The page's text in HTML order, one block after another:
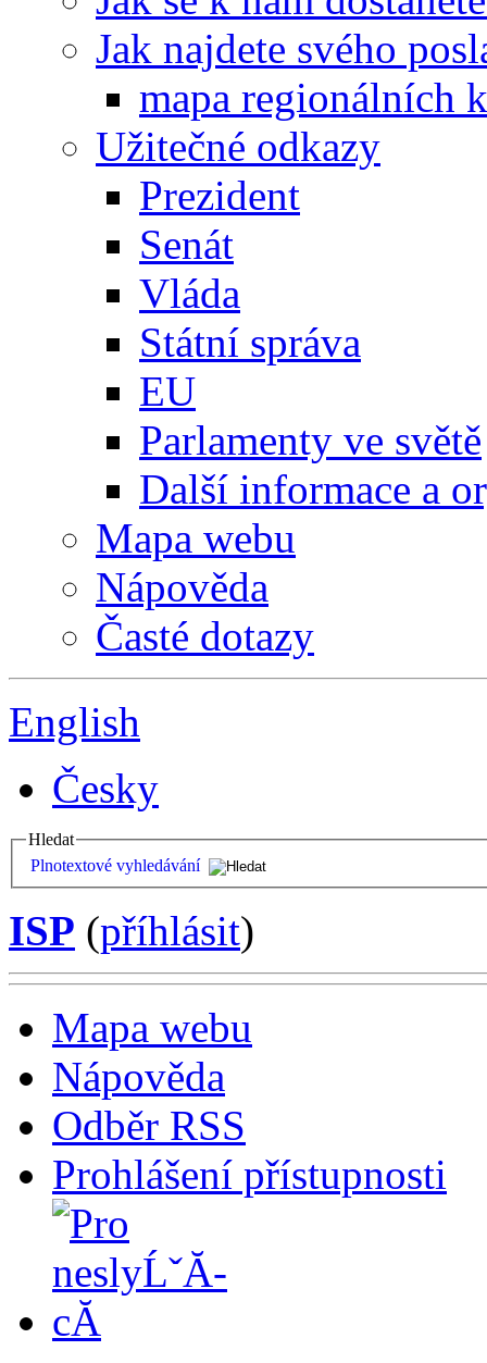
Jak najdete svého
mapa regionálních
Užitečné odkazy
Prezident
Senát
Vláda
Státní správa
EU
Parlamenty ve světě
Další informace a
Mapa webu
Nápověda
Časté dotazy
English
Česky
Hledat
Plnotextové vyhledávání
ISP (příhlásit)
Mapa webu
Nápověda
Odběr RSS
Prohlášení přístupnosti